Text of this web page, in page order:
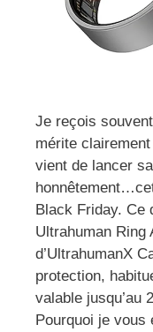
Je reçois
mérite clairement
vient de lancer
Black Friday. Ce
Ultrahuman Ring
d’UltrahumanX
protection,
valable jusqu’au
Pourquoi je vous